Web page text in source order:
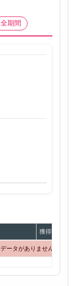
全期間
獲得額
データがありません